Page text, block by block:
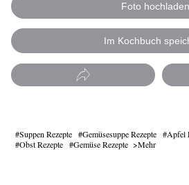
Foto hochladen
Im Kochbuch
Suppen Rezepte Gemüsesuppe Rezepte Apfel
Obst Rezepte
Gemüse Rezepte Mehr